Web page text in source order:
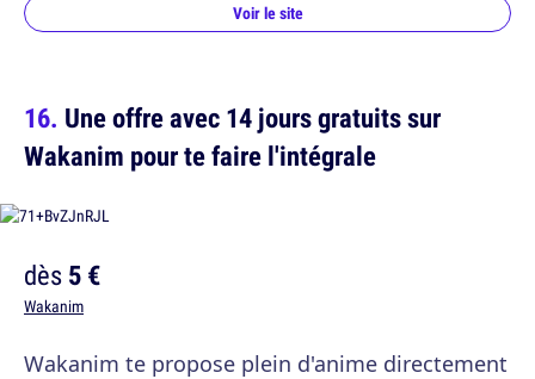
Voir le site
Une offre avec 14 jours gratuits sur
Wakanim pour te faire l'intégrale
dès5 €
Wakanim
Wakanim te propose plein d'anime directement